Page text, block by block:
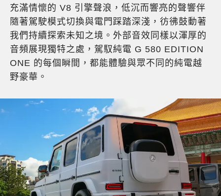
充滿情懷的 V8 引擎聲浪，低沉而響亮的聲響伴
隨著駕駛模式切換與電門踩踏深淺，彷彿鼓動著
我們持續探索未知之境。外部音效同樣以渾厚的
音頻展現獨特之處，駕馭純電 G 580 EDITION
ONE 的每個瞬間，都能體驗與眾不同的純電越
野豪華。